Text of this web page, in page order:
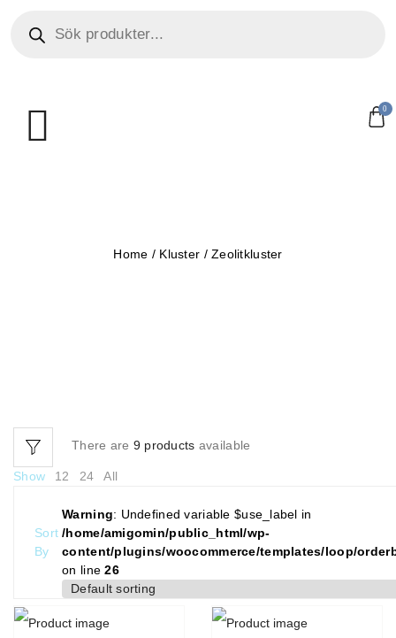
0
Home / Kluster /Zeolitkluster
There are 9 products available
Show 12 24 All
Sort
By
Warning: Undefined variable $use_label in
/home/amigomin/public_html/wp-
content/plugins/woocommerce/templates/loop/
on line26